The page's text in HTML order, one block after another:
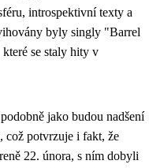
introspektivní texty a
byly singly "Barrel
se staly hity v
jako budou nadšení
, což potvrzuje i fakt, že
22. února, s ním dobyli